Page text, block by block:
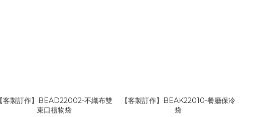
【客製訂作】BEAD22002-不織布雙
束口禮物袋
【客製訂作】BEAK22010-餐廳保冷
袋